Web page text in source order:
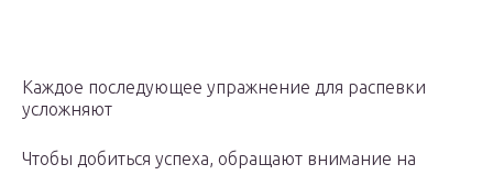
Каждое последующее упражнение для распевки
усложняют
Чтобы добиться успеха, обращают внимание на